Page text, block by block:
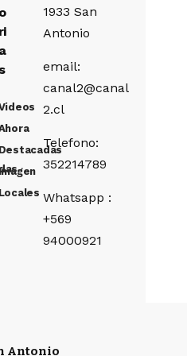
o
ri
a
s
Destacadas
Locales
1933 San
Antonio
email:
canal2@canal
2.cl
Telefono:
352214789
Whatsapp :
+569
94000921
Antonio